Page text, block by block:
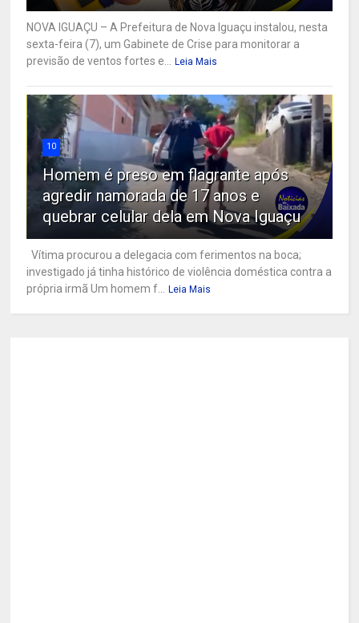
NOVA IGUAÇU – A Prefeitura de Nova Iguaçu instalou, nesta
sexta-feira (7), um Gabinete de Crise para monitorar a
previsão de ventos fortes e... Leia Mais
10
Homem é preso em flagrante após
agredir namorada de 17 anos e
quebrar celular dela em Nova Iguaçu
Vítima procurou a delegacia com ferimentos na boca;
investigado já tinha histórico de violência doméstica contra a
própria irmã Um homem f... Leia Mais